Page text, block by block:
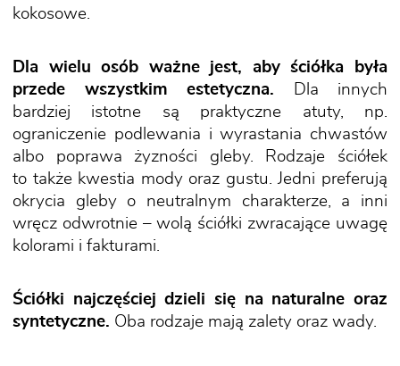
kokosowe.
Dla wielu osób ważne jest, aby ściółka była
przede wszystkim estetyczna. Dla innych
bardziej istotne są praktyczne atuty, np.
ograniczenie podlewania i wyrastania chwastów
albo poprawa żyzności gleby. Rodzaje ściółek
to także kwestia mody oraz gustu. Jedni preferują
okrycia gleby o neutralnym charakterze, a inni
wręcz odwrotnie – wolą ściółki zwracające uwagę
kolorami i fakturami.
Ściółki najczęściej dzieli się na naturalne oraz
syntetyczne. Oba rodzaje mają zalety oraz wady.